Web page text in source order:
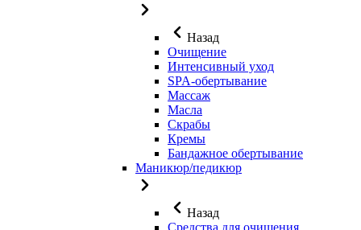
Назад
Очищение
Интенсивный уход
SPA-обертывание
Массаж
Масла
Скрабы
Кремы
Бандажное обертывание
Маникюр/педикюр
Назад
Средства для очищения